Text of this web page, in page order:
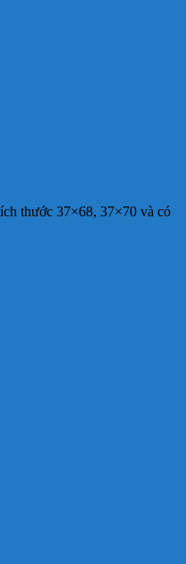
thước 37×68, 37×70 và có